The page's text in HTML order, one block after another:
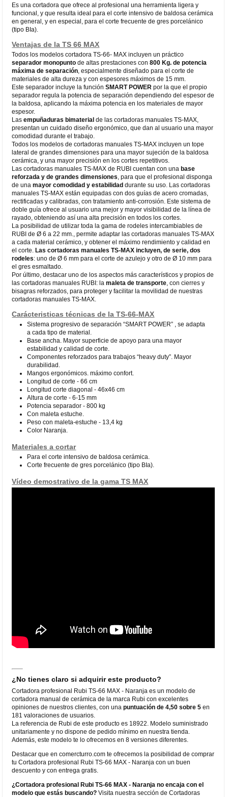
Es una cortadora que ofrece al profesional una herramienta ligera y
funcional, y que resulta ideal para el corte intensivo de baldosa cerámica
en general, y en especial, para el corte frecuente de gres porcelánico
(tipo BIa).
Ventajas de la TS 66 MAX
Todos los modelos cortadora TS-66- MAX incluyen un práctico
separador monopuntode altas prestaciones con 800 Kg. de potencia
máxima de separación , especialmente diseñado para el corte de
materiales de alta dureza y con espesores máximos de 15 mm.
Este separador incluye la funciónSMART POWER por la que el propio
separador regula la potencia de separación dependiendo del espesor de
la baldosa, aplicando la máxima potencia en los materiales de mayor
espesor.
Lasempuñaduras bimaterial de las cortadoras manuales TS-MAX,
presentan un cuidado diseño ergonómico, que dan al usuario una mayor
comodidad durante el trabajo.
Todos los modelos de cortadoras manuales TS-MAX incluyen un tope
lateral de grandes dimensiones para una mayor sujeción de la baldosa
cerámica, y una mayor precisión en los cortes repetitivos.
Las cortadoras manuales TS-MAX de RUBI cuentan con una base
reforzada y de grandes dimensiones , para que el profesional disponga
de una mayor comodidad y estabilidad durante su uso. Las cortadoras
manuales TS-MAX están equipadas con dos guías de acero cromadas,
rectificadas y calibradas, con tratamiento anti-corrosión. Este sistema de
doble guía ofrece al usuario una mejor y mayor visibilidad de la línea de
rayado, obteniendo así una alta precisión en todos los cortes.
La posibilidad de utilizar toda la gama de rodeles intercambiables de
RUBI de Ø 6 a 22 mm., permite adaptar las cortadoras manuales TS-MAX
a cada material cerámico, y obtener el máximo rendimiento y calidad en
el corte.Las cortadoras manuales TS-MAX incluyen, de serie, dos
rodeles: uno de Ø 6 mm para el corte de azulejo y otro de Ø 10 mm para
el gres esmaltado.
Por último, destacar uno de los aspectos más característicos y propios de
las cortadoras manuales RUBI: lamaleta de transporte , con cierres y
bisagras reforzados, para proteger y facilitar la movilidad de nuestras
cortadoras manuales TS-MAX.
Carácteristicas técnicas de la TS-66-MAX
Sistema progresivo de separación “SMART POWER” , se adapta
a cada tipo de material.
Base ancha. Mayor superficie de apoyo para una mayor
estabilidad y calidad de corte.
Componentes reforzados para trabajos “heavy duty”. Mayor
durabilidad.
Mangos ergonómicos. máximo confort.
Longitud de corte - 66 cm
Longitud corte diagonal - 46x46 cm
Altura de corte - 6-15 mm
Potencia separador - 800 kg
Con maleta estuche.
Peso con maleta-estuche - 13,4 kg
Color Naranja.
Materiales a cortar
Para el corte intensivo de baldosa cerámica.
Corte frecuente de gres porcelánico (tipo BIa).
Vídeo demostrativo de la gama TS MAX
¿No tienes claro si adquirir este producto?
Cortadora profesional Rubi TS-66 MAX - Naranja es un modelo de
cortadora manual de cerámica de la marca Rubi con excelentes
opiniones de nuestros clientes, con unapuntuación de 4,50 sobre 5 en
181 valoraciones de usuarios.
La referencia de Rubi de este producto es 18922. Modelo suministrado
unitariamente y no dispone de pedido mínimo en nuestra tienda.
Además, este modelo te lo ofrecemos en 8 versiones diferentes.
Destacar que en comercturro.com te ofrecemos la posibilidad de comprar
tu Cortadora profesional Rubi TS-66 MAX - Naranja con un buen
descuento y con entrega gratis.
¿Cortadora profesional Rubi TS-66 MAX - Naranja no encaja con el
modelo que estás buscando? Visita nuestra sección de Cortadoras